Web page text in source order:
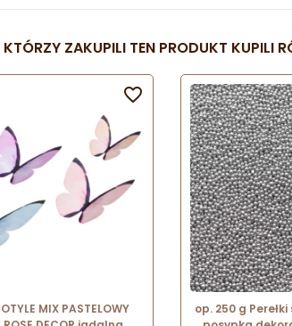
KTÓRZY ZAKUPILI TEN PRODUKT KUPILI
MIX PASTELOWY

op. 250 g